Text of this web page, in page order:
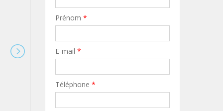
Prénom *
E-mail *
Téléphone *